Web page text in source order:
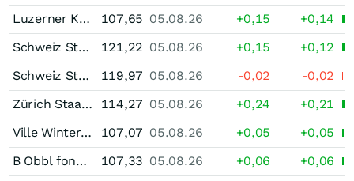
Luzerner KB 2,00 % bis 12/33
107,65 05.08.26 +0,15
+0,14
Schweiz Staatsanleihe 3,50 % bis 04/33
121,22 05.08.26 +0,15
+0,12
Schweiz Staatsanleihe 2,50 % bis 03/36
119,97 05.08.26 -0,02
-0,02
Zürich Staatsnahe Anleihen 2,55 % bis 03/36
114,27 05.08.26 +0,24
+0,21
Ville Winterthour 2,75 % bis 01/30
107,07 05.08.26 +0,05
+0,05
B Obbl fond Ist 2,625 % bis 03/30
107,33 05.08.26 +0,06
+0,06